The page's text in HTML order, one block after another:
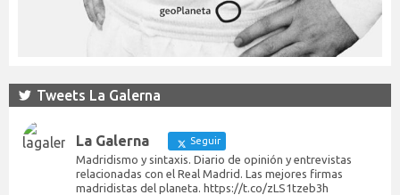
Tweets La Galerna
La Galerna Seguir
Madridismo y sintaxis. Diario de opinión y entrevistas
relacionadas con el Real Madrid. Las mejores firmas
madridistas del planeta. https://t.co/zLS1tzeb3h